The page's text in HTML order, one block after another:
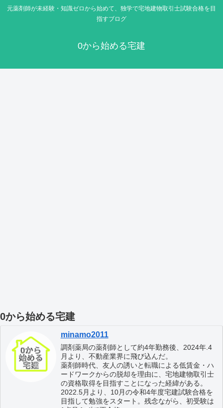
元薬剤師が未経験・知識ゼロから始めて、独学で宅地建物取引士試験合格を目
指すブログ
0から始める宅建
0から始める宅建
minamo2011
調剤薬局の薬剤師として約4年勤務後、2024年.4
月より、不動産業界に飛び込んだ。
薬剤師時代、友人の誘いと転職による低賃金・ハ
ードワークからの脱却を理由に、宅地建物取引士
の資格取得を目指すことになった経緯がある。
2022.5月より、10月の令和4年度宅建試験合格を
目指して勉強をスタート。残念ながら、初受験は